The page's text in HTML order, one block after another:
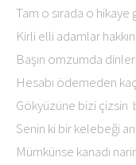
Tam o sırada o hikaye
Kirli elli adamlar
Başın omzumda
Hesabı ödemeden
Gökyüzüne bizi çizsin
Senin ki bir kelebeği
Mümkünse kanadı